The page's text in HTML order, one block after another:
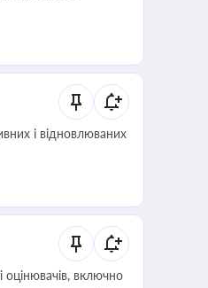
і відновлюваних
оцінювачів, включно